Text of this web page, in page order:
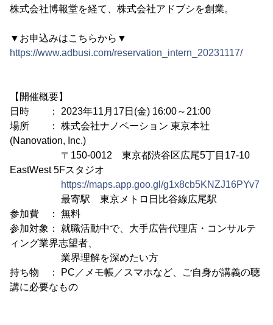
株式会社博報堂を経て、株式会社アドブシを創業。
▼お申込みはこちらから▼
https://www.adbusi.com/reservation_intern_20231117/
【開催概要】
日時 ： 2023年11月17日(金) 16:00～21:00
場所 ： 株式会社ナノベーション 東京本社
(Nanovation, Inc.)
〒150-0012 東京都渋谷区広尾5丁目17-10
EastWest 5Fスタジオ
https://maps.app.goo.gl/g1x8cb5KNZJ16PYv7
最寄駅 東京メトロ日比谷線広尾駅
参加費 ： 無料
参加対象： 就職活動中で、大手広告代理店・コンサルテ
ィング業界志望者、
業界理解を深めたい方
持ち物 ： PC／メモ帳／スマホなど、ご自身が講義の聴
講に必要なもの